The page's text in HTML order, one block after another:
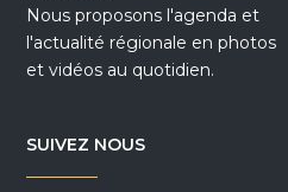
Nous proposons l'agenda et
l'actualité régionale en photos
et vidéos au quotidien.
SUIVEZ NOUS